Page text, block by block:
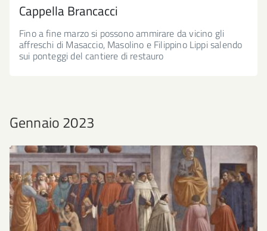
Cappella Brancacci
Fino a fine marzo si possono ammirare da vicino gli
affreschi di Masaccio, Masolino e Filippino Lippi salendo
sui ponteggi del cantiere di restauro
Gennaio 2023